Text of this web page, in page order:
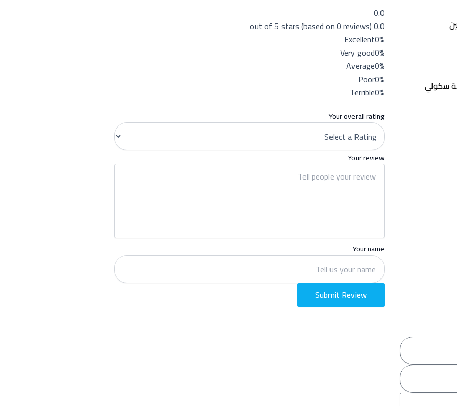
سكولي
0.0
0.0 out of 5 stars (based on 0 reviews)
Excellent0%
Very good0%
Average0%
Poor0%
Terrible0%
Your overall rating
Your review
Your name
Submit Review